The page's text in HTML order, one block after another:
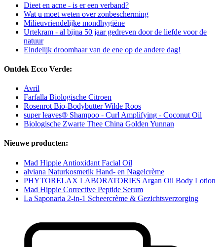
Dieet en acne - is er een verband?
Wat u moet weten over zonbescherming
Milieuvriendelijke mondhygiëne
Urtekram - al bijna 50 jaar gedreven door de liefde voor de
natuur
Eindelijk droomhaar van de ene op de andere dag!
Ontdek Ecco Verde:
Avril
Farfalla Biologische Citroen
Rosenrot Bio-Bodybutter Wilde Roos
super leaves® Shampoo - Curl Amplifying - Coconut Oil
Biologische Zwarte Thee China Golden Yunnan
Nieuwe producten:
Mad Hippie Antioxidant Facial Oil
alviana Naturkosmetik Hand- en Nagelcrème
PHYTORELAX LABORATORIES Argan Oil Body Lotion
Mad Hippie Corrective Peptide Serum
La Saponaria 2-in-1 Scheercrème & Gezichtsverzorging